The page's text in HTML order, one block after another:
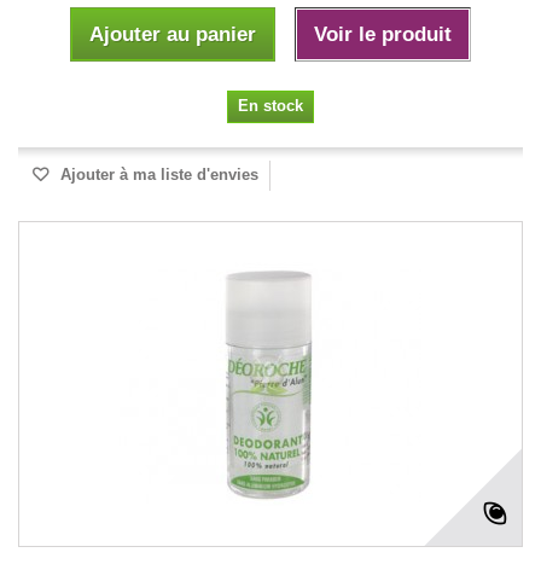
Ajouter au panier Voir le produit
En stock
Ajouter à ma liste d'envies